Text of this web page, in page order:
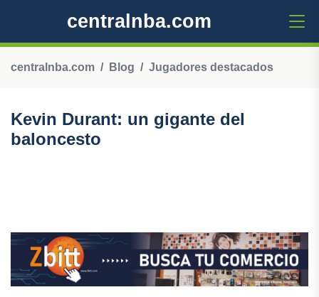
centralnba.com
centralnba.com Blog Jugadores destacados
Kevin Durant: un gigante del
baloncesto